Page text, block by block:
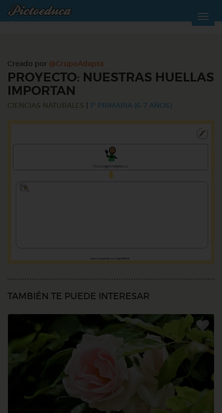
Creado por @GrupoAdapta
PROYECTO: NUESTRAS HUELLAS
IMPORTAN
CIENCIAS NATURALES 1º PRIMARIA (6-7 AÑOS)
TAMBIÉN TE PUEDE INTERESAR